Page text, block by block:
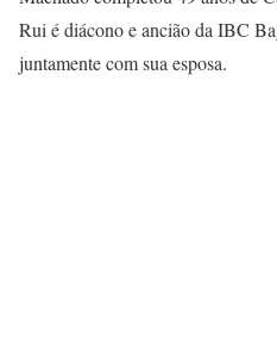
Rui é diácono e ancião da IBC
juntamente com sua esposa.